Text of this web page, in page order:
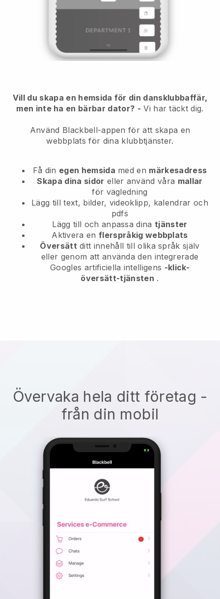
Vill du skapa en hemsida för din dansklubbaffär,
men inte ha en bärbar dator? - Vi har täckt dig.
Använd Blackbell-appen för att skapa en
webbplats för dina klubbtjänster.
Få din egen hemsida med en märkesadress
Skapa dina sidor eller använd våra mallar
för vägledning
Lägg till text, bilder, videoklipp, kalendrar och
pdfs
Lägg till och anpassa dinatjänster
Aktivera enflerspråkig webbplats
Översätt ditt innehåll till olika språk själv
eller genom att använda den integrerade
Googles artificiella intelligens -klick-
översätt-tjänsten .
Övervaka hela ditt företag -
från din mobil